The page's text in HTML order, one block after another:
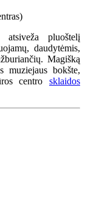
pluoštelį
daudytėmis,
Magišką
muziejaus bokšte,
centro sklaidos